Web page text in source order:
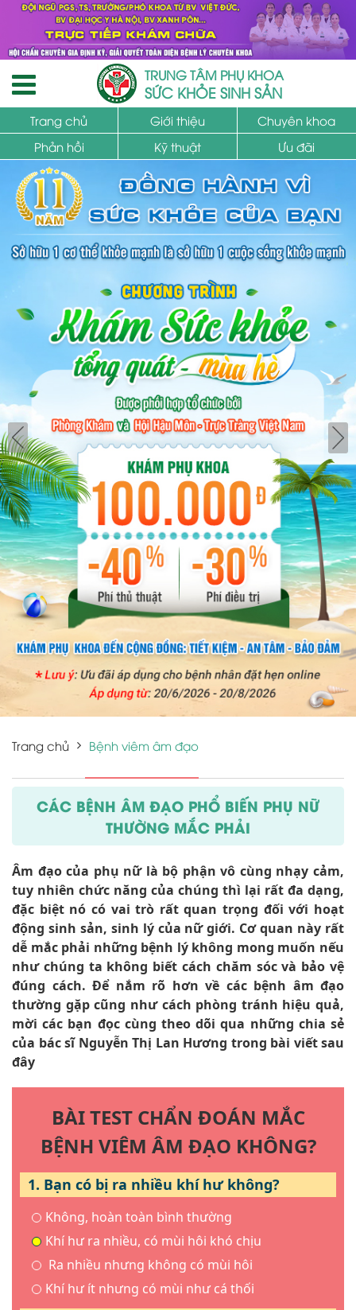
TRUNG TÂM PHỤ KHOA
SỨC KHỎE SINH SẢN
Trang chủ Giới thiệu
Chuyên khoa
Phản hồi
Kỹ thuật Ưu đãi
Trang chủ Bệnh viêm âm đạo
CÁC BỆNH ÂM ĐẠO PHỔ BIẾN PHỤ NỮ
THƯỜNG MẮC PHẢI
Âm đạo của phụ nữ là bộ phận vô cùng nhạy cảm,
tuy nhiên chức năng của chúng thì lại rất đa dạng,
đặc biệt nó có vai trò rất quan trọng đối với hoạt
động sinh sản, sinh lý của nữ giới. Cơ quan này rất
dễ mắc phải những bệnh lý không mong muốn nếu
như chúng ta không biết cách chăm sóc và bảo vệ
đúng cách. Để nắm rõ hơn về các bệnh âm đạo
thường gặp cũng như cách phòng tránh hiệu quả,
mời các bạn đọc cùng theo dõi qua những chia sẻ
của bác sĩ Nguyễn Thị Lan Hương trong bài viết sau
đây
BÀI TEST CHẨN ĐOÁN MẮC
BỆNH VIÊM ÂM ĐẠO KHÔNG?
1. Bạn có bị ra nhiều khí hư không?
Không, hoàn toàn bình thường
Khí hư ra nhiều, có mùi hôi khó chịu
Ra nhiều nhưng không có mùi hôi
Khí hư ít nhưng có mùi như cá thối